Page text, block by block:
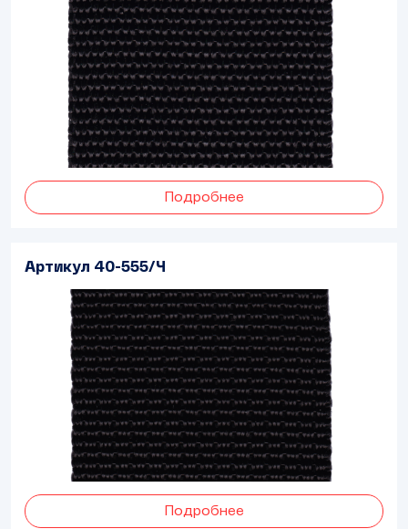
Подробнее
Артикул 40-555/Ч
Подробнее